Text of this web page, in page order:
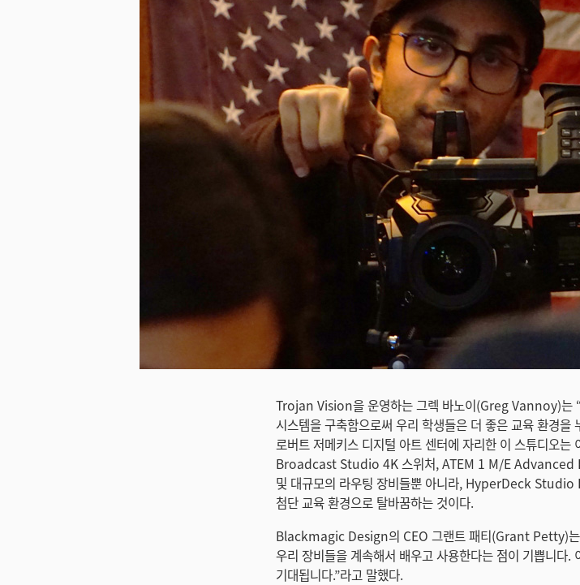
Trojan Vision을 운영하는 그렉 바노이(Greg Vannoy)는
시스템을 구축함으로써 우리 학생들은 더 좋은 교육 환경을
로버트 저메키스 디지털 아트 센터에 자리한 이 스튜디오
Broadcast Studio 4K 스위처, ATEM 1 M/E
및 대규모의 라우팅 장비들뿐 아니라, HyperDeck Studio
첨단 교육 환경으로 탈바꿈하는 것이다.
Blackmagic Design의 CEO 그랜트 패티(Grant Petty)는
우리 장비들을 계속해서 배우고 사용한다는 점이 기쁩니다.
기대됩니다.”라고 말했다.